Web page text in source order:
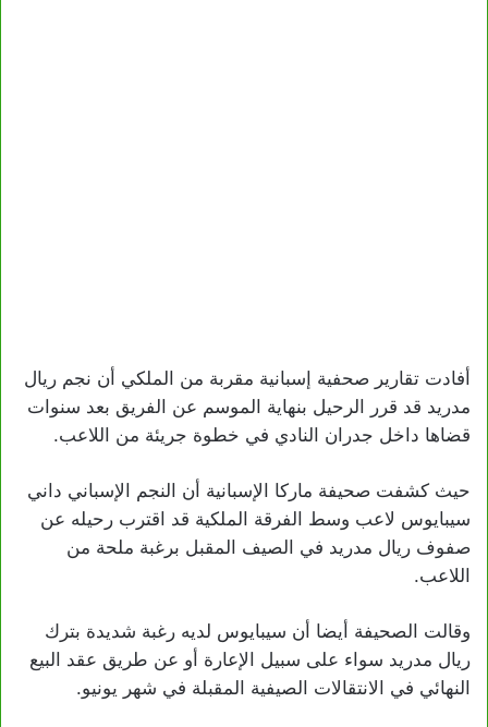
أفادت تقارير صحفية إسبانية مقربة من الملكي أن نجم ريال
مدريد قد قرر الرحيل بنهاية الموسم عن الفريق بعد سنوات
قضاها داخل جدران النادي في خطوة جريئة من اللاعب.
حيث كشفت صحيفة ماركا الإسبانية أن النجم الإسباني داني
سيبايوس لاعب وسط الفرقة الملكية قد اقترب رحيله عن
صفوف ريال مدريد في الصيف المقبل برغبة ملحة من
اللاعب.
وقالت الصحيفة أيضا أن سيبايوس لديه رغبة شديدة بترك
ريال مدريد سواء على سبيل الإعارة أو عن طريق عقد البيع
النهائي في الانتقالات الصيفية المقبلة في شهر يونيو.